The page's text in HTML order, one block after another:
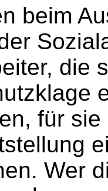
beim
die
für
Wer